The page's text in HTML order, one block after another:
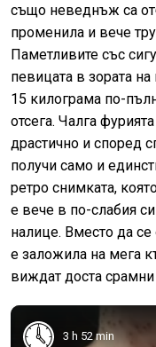
също неведнъж са
променила и вече
Паметливите със
певицата в зората
15 килограма по-
отсега. Чалга
драстично и според
получи само и
ретро снимката,
е вече в по-слабия
налице. Вместо да
е заложила на мега
виждат доста
3 h 52 min